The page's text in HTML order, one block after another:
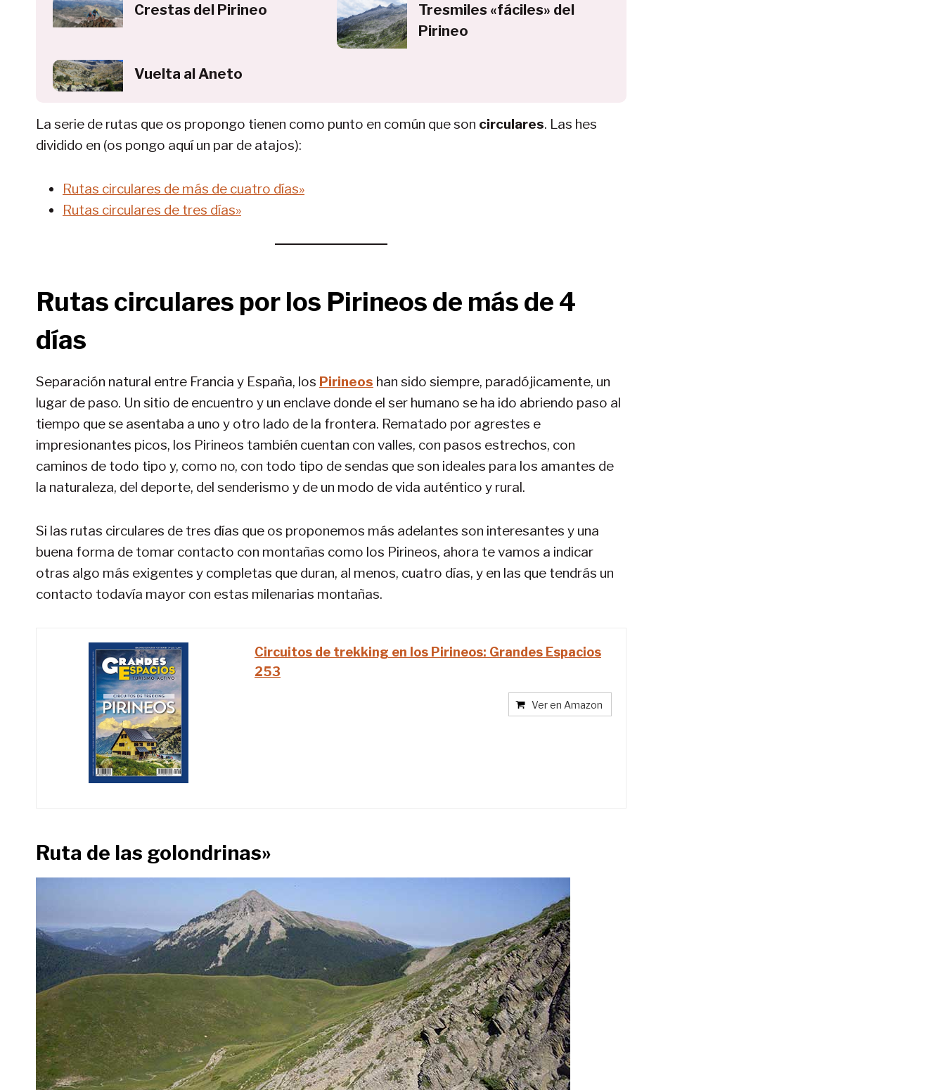
Crestas del Pirineo
Tresmiles «fáciles» del
Pirineo
Vuelta al Aneto
La serie de rutas que os propongo tienen como punto en común que son circulares. Las hes
dividido en (os pongo aquí un par de atajos):
Rutas circulares de más de cuatro días»
Rutas circulares de tres días»
Rutas circulares por los Pirineos de más de 4
días
Separación natural entre Francia y España, los Pirineos han sido siempre, paradójicamente, un
lugar de paso. Un sitio de encuentro y un enclave donde el ser humano se ha ido abriendo paso al
tiempo que se asentaba a uno y otro lado de la frontera. Rematado por agrestes e
impresionantes picos, los Pirineos también cuentan con valles, con pasos estrechos, con
caminos de todo tipo y, como no, con todo tipo de sendas que son ideales para los amantes de
la naturaleza, del deporte, del senderismo y de un modo de vida auténtico y rural.
Si las rutas circulares de tres días que os proponemos más adelantes son interesantes y una
buena forma de tomar contacto con montañas como los Pirineos, ahora te vamos a indicar
otras algo más exigentes y completas que duran, al menos, cuatro días, y en las que tendrás un
contacto todavía mayor con estas milenarias montañas.
Circuitos de trekking en los Pirineos: Grandes Espacios
253
Ver en Amazon
Ruta de las golondrinas»